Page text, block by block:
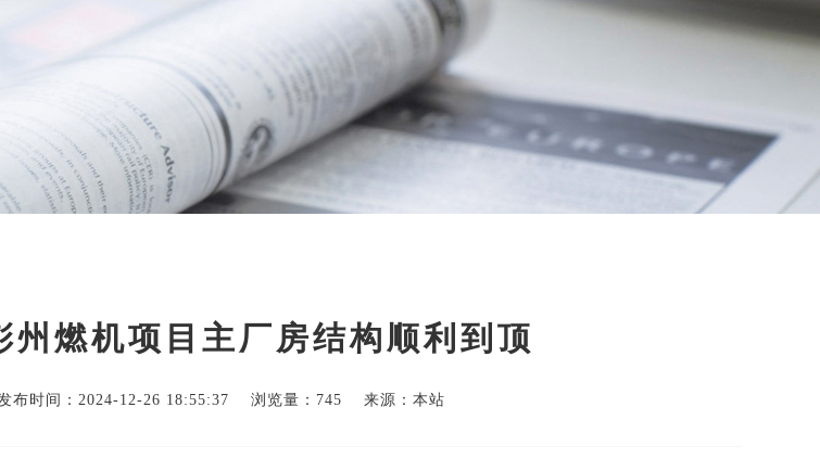
州燃机项目主厂房结构顺利到顶
布时间：2024-12-26 18:55:37 浏览量： 745 来源：本站